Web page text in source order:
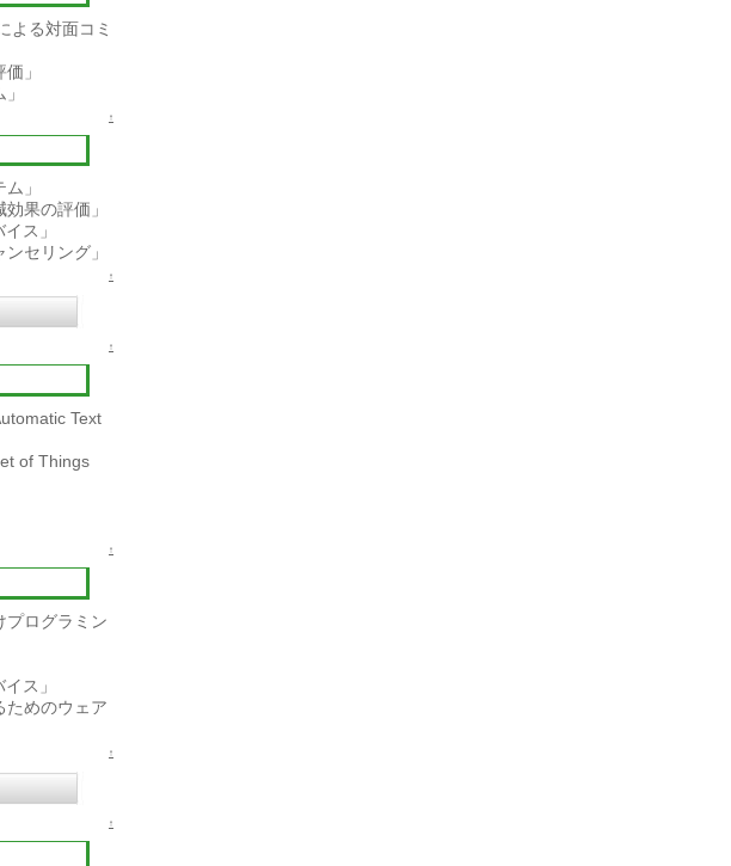
よる対面コミ
」
↑
」
果の評価」
ス」
セリング」
↑
↑
Text
of Things
↑
プログラミン
ス」
ためのウェア
↑
↑